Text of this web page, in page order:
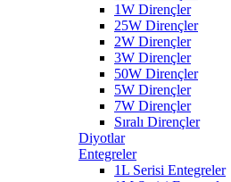
1W Dirençler
25W Dirençler
2W Dirençler
3W Dirençler
50W Dirençler
5W Dirençler
7W Dirençler
Sıralı Dirençler
Diyotlar
Entegreler
1L Serisi Entegreler